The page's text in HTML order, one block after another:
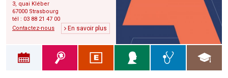
3, quai Kléber
67000 Strasbourg
tél : 03 88 21 47 00
Contactez-nous
En savoir plus